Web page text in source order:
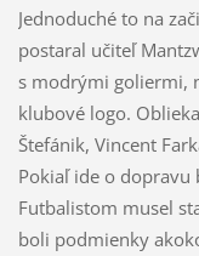
Jednoduché to na
postaral učiteľ
s modrými goliermi,
klubové logo.
Štefánik, Vincent
Pokiaľ ide o
Futbalistom musel
boli podmienky